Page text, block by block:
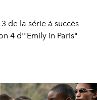
de la série à succès
4 d'"Emily in Paris"